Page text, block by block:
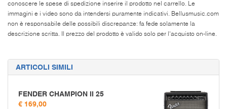
conoscere le spese di spedizione inserire il prodotto nel carrello. Le
immagini e i video sono da intendersi puramente indicativi. Bellusmusic.com
non è responsabile delle possibili discrepanze: fa fede solamente la
descrizione scritta. Il prezzo del prodotto è valido solo per l'acquisto on-line.
ARTICOLI SIMILI
FENDER CHAMPION II 25
€ 169,00